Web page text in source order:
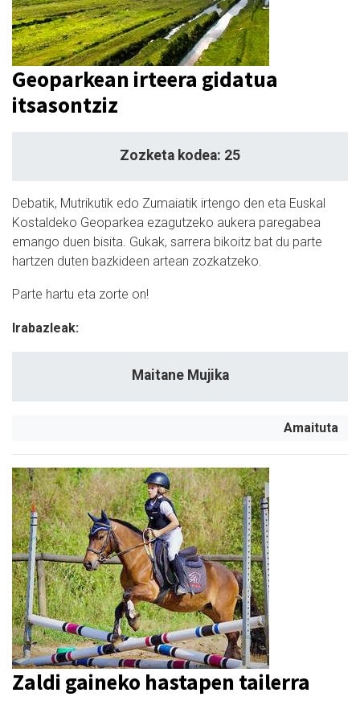
Geoparkean irteera gidatua
itsasontziz
Zozketa kodea: 25
Debatik, Mutrikutik edo Zumaiatik irtengo den eta Euskal
Kostaldeko Geoparkea ezagutzeko aukera paregabea
emango duen bisita. Gukak, sarrera bikoitz bat du parte
hartzen duten bazkideen artean zozkatzeko.
Parte hartu eta zorte on!
Irabazleak:
Maitane Mujika
Amaituta
Zaldi gaineko hastapen tailerra